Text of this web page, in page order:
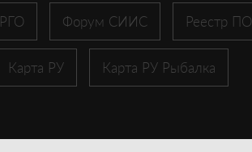
РГО Форум СИИС Реестр ПО
Карта РУ Карта РУ Рыбалка